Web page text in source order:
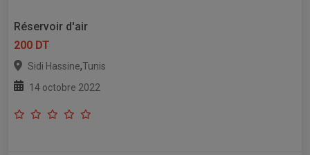
Réservoir d'air
200 DT
Sidi Hassine,Tunis
14 octobre 2022